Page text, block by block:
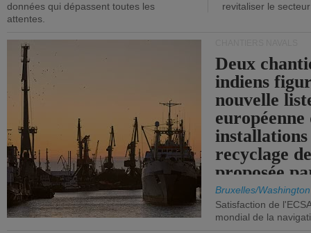
données qui dépassent toutes les
attentes.
revitaliser le secteur
Deux
indiens
nouvelle
européenne
installations
recyclage
proposée
Bruxelles/Washington
Satisfaction de
mondial de la